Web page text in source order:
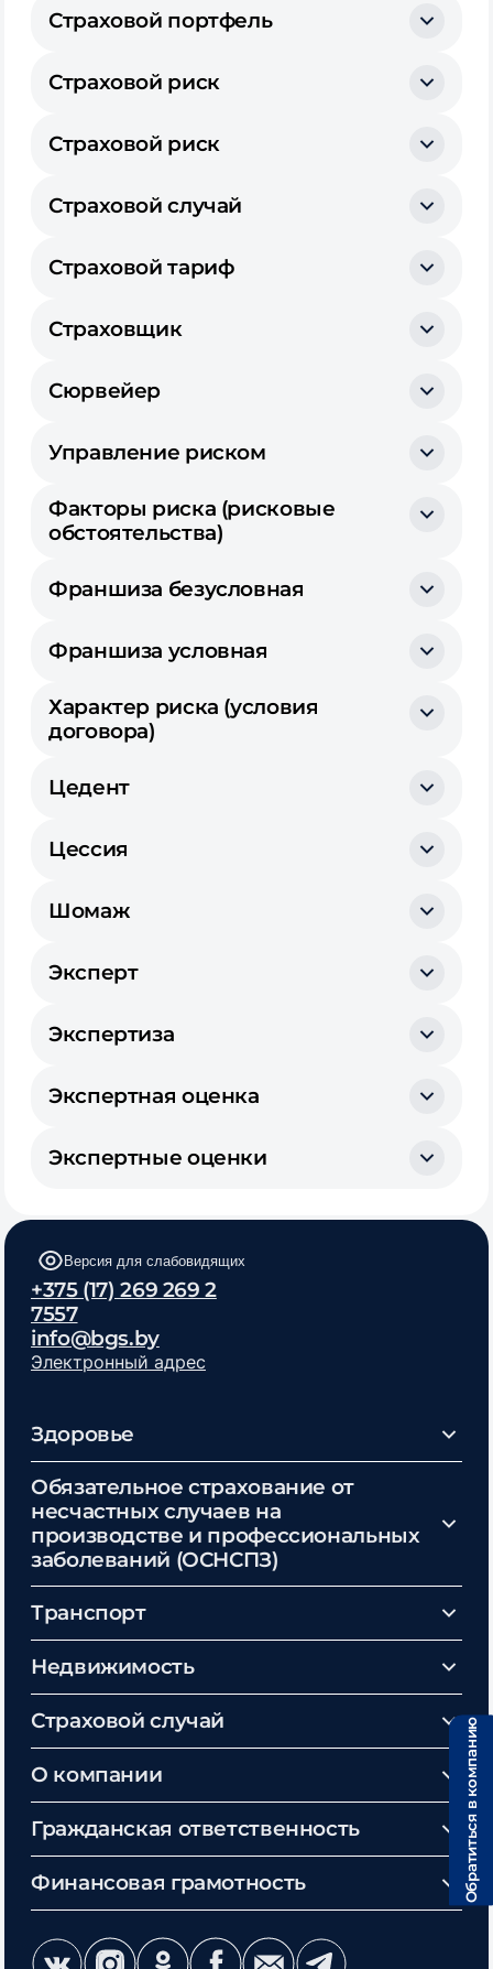
Страховой портфель
Страховой риск
Страховой риск
Страховой случай
Страховой тариф
Страховщик
Сюрвейер
Управление риском
Факторы риска (рисковые
обстоятельства)
Франшиза безусловная
Франшиза условная
Характер риска (условия
договора)
Цедент
Цессия
Шомаж
Эксперт
Экспертиза
Экспертная оценка
Экспертные оценки
Версия для слабовидящих
+375 (17) 269 269 2
7557
info@bgs.by
Электронный адрес
Здоровье
Обязательное страхование от
несчастных случаев на
производстве и профессиональных
заболеваний (ОСНСПЗ)
Транспорт
Недвижимость
Страховой случай
О компании
Гражданская ответственность
Финансовая грамотность Обратиться в компанию